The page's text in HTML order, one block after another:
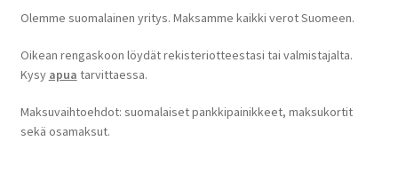
Olemme suomalainen yritys. Maksamme kaikki verot Suomeen.
Oikean rengaskoon löydät rekisteriotteestasi tai valmistajalta.
Kysy apua tarvittaessa.
Maksuvaihtoehdot: suomalaiset pankkipainikkeet, maksukortit
sekä osamaksut.